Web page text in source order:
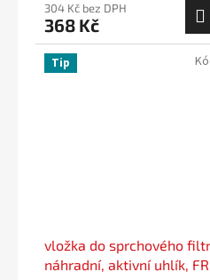
304 Kč bez DPH
368 Kč
Tip
vložka do sprchového
náhradní, aktivní uhlík,